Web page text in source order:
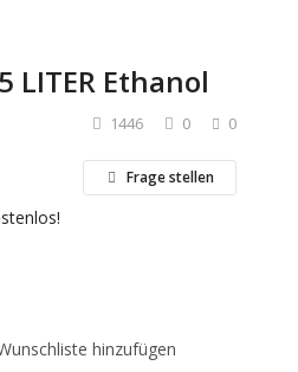
Ethanol
0
0
1446
Frage stellen
hinzufügen